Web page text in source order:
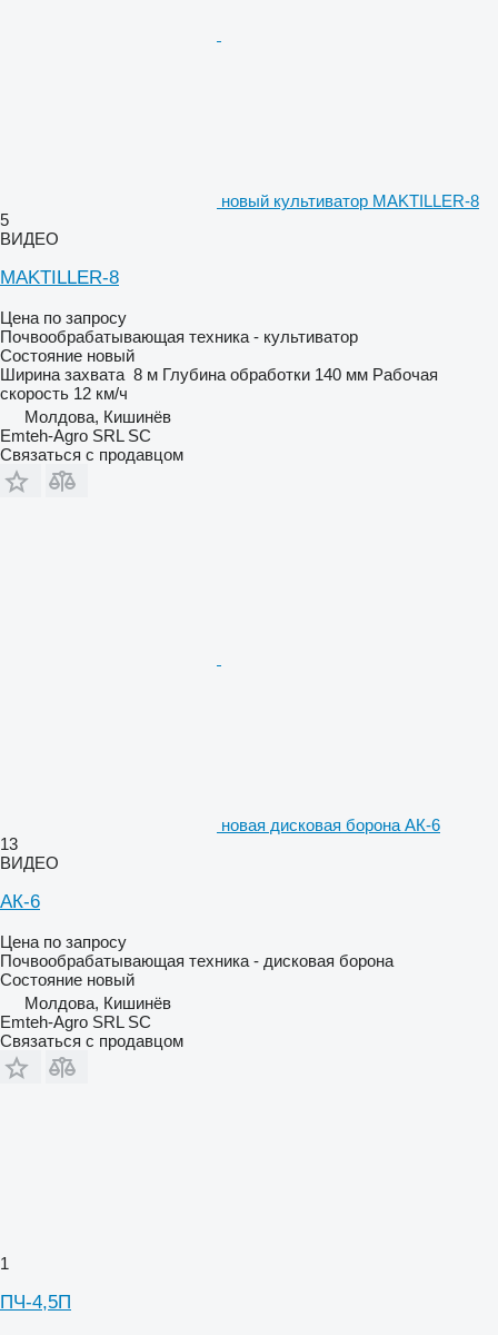
новый культиватор MAKTILLER-8
5
ВИДЕО
MAKTILLER-8
Цена по запросу
Почвообрабатывающая техника - культиватор
Состояние новый
Ширина захвата 8 м Глубина обработки 140 мм Рабочая
скорость 12 км/ч
Молдова, Кишинёв
Emteh-Agro SRL SC
Связаться с продавцом
новая дисковая борона АК-6
13
ВИДЕО
АК-6
Цена по запросу
Почвообрабатывающая техника - дисковая борона
Состояние новый
Молдова, Кишинёв
Emteh-Agro SRL SC
Связаться с продавцом
1
ПЧ-4,5П